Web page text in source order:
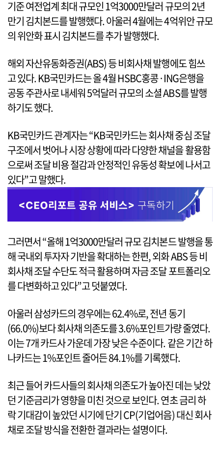
기준 여전업계 최대 규모인 1억3000만달러 규모의 2년
만기 김치본드를 발행했다. 아울러 4월에는 4억위안 규모
의 위안화 표시 김치본드를 추가 발행했다.
해외 자산유동화증권(ABS) 등 비회사채 발행에도 힘쓰
고 있다. KB국민카드는 올 4월 HSBC홍콩·ING은행을
공동 주관사로 내세워 5억달러 규모의 소셜 ABS를 발행
하기도 했다.
KB국민카드 관계자는 “KB국민카드는 회사채 중심 조달
구조에서 벗어나 시장 상황에 따라 다양한 채널을 활용함
으로써 조달 비용 절감과 안정적인 유동성 확보에 나서고
있다”고 말했다.
그러면서 “올해 1억3000만달러 규모 김치본드 발행을 통
해 국내외 투자자 기반을 확대하는 한편, 외화 ABS 등 비
회사채 조달 수단도 적극 활용하며 자금 조달 포트폴리오
를 다변화하고 있다”고 덧붙였다.
아울러 삼성카드의 경우에는 62.4%로, 전년 동기
(66.0%)보다 회사채 의존도를 3.6%포인트가량 줄였다.
이는 7개 카드사 가운데 가장 낮은 수준이다. 같은 기간 하
나카드는 1%포인트 줄어든 84.1%를 기록했다.
최근 들어 카드사들의 회사채 의존도가 높아진 데는 낮았
던 기준금리가 영향을 미친 것으로 보인다. 연초 금리 하
락 기대감이 높았던 시기에 단기 CP(기업어음) 대신 회사
채로 조달 방식을 전환한 결과라는 설명이다.